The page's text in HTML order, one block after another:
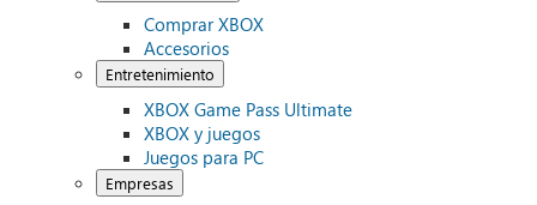
Comprar XBOX
Accesorios
Entretenimiento
XBOX Game Pass Ultimate
XBOX y juegos
Juegos para PC
Empresas